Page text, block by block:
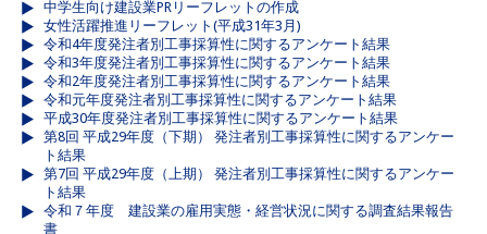
中学生向け建設業PRリーフレットの作成
女性活躍推進リーフレット(平成31年3月)
令和4年度発注者別工事採算性に関するアンケート結果
令和3年度発注者別工事採算性に関するアンケート結果
令和2年度発注者別工事採算性に関するアンケート結果
令和元年度発注者別工事採算性に関するアンケート結果
平成30年度発注者別工事採算性に関するアンケート結果
第8回 平成29年度（下期） 発注者別工事採算性に関するアンケー
ト結果
第7回 平成29年度（上期） 発注者別工事採算性に関するアンケー
ト結果
令和７年度 建設業の雇用実態・経営状況に関する調査結果報告
書